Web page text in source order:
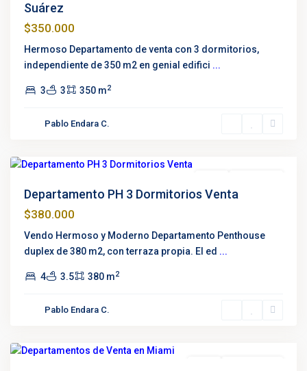
Suárez
$350.000
Hermoso Departamento de venta con 3 dormitorios,
independiente de 350 m2 en genial edifici ...
3 3 350 m2
Pablo Endara C.
Lomas
Monteserrín,
Departamento PH 3 Dormitorios Venta
$380.000
Vendo Hermoso y Moderno Departamento Penthouse
duplex de 380 m2, con terraza propia. El ed ...
4 3.5 380 m2
Pablo Endara C.
Edgewater ,